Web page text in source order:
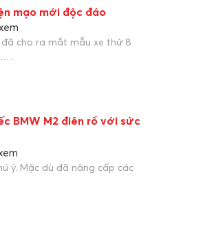
mạo mới độc đáo
đã cho ra mắt mẫu xe thứ 8
BMW M2 điên rồ với sức
ý. Mặc dù đã nâng cấp các